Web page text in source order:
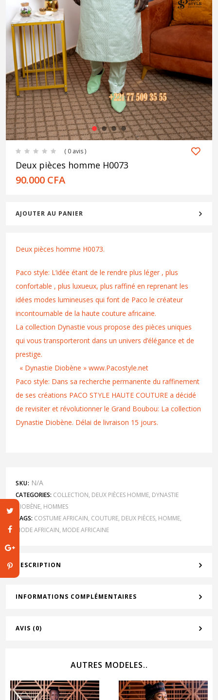
1 2 3 4
( 0 avis )
Deux pièces homme H0073
90.000 CFA
AJOUTER AU PANIER
Deux pièces homme H0073.
Paco style: L’idée étant de le rendre plus léger , plus
confortable , plus luxueux, plus raffiné en reprenant les
idées modes lumineuses qui font de Paco le créateur
incontournable de la haute couture africaine.
La collection Dynastie vous propose des pièces uniques
qui vous transporteront dans un univers d’élégance et de
prestige.
« Dynastie Diobène » www.Pacostyle.net
Paco style: Dans sa recherche permanente du raffinement
de ses créations PACO STYLE HAUTE COUTURE a décidé
de revisiter et révolutionner le Grand Boubou: La collection
Dynastie Diobène. Délai de livraison 15 jours.
SKU: N/A
CATEGORIES: COLLECTION, DEUX PIÈCES HOMME, DYNASTIE
DIOBÈNE, HOMMES
TAGS: COSTUME AFRICAIN, COUTURE, DEUX PIÈCES, HOMME,
MODE AFRICAIN, MODE AFRICAINE
DESCRIPTION
INFORMATIONS COMPLÉMENTAIRES
AVIS (0)
AUTRES MODELES..